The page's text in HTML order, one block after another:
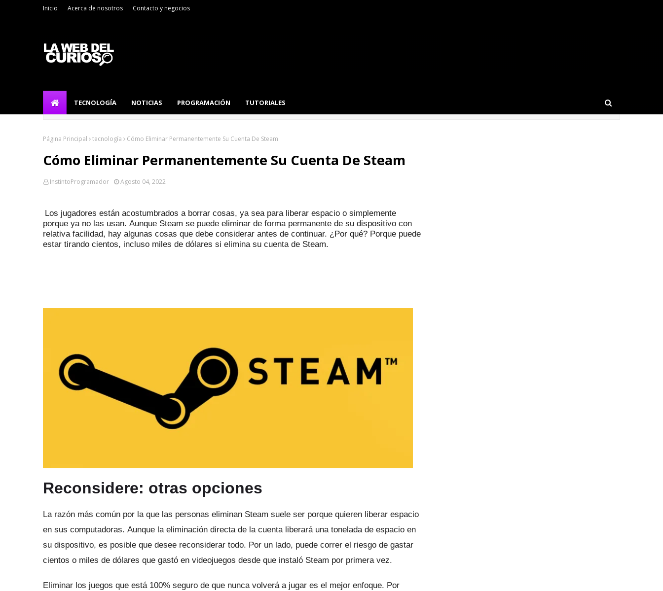
Inicio Acerca de nosotros Contacto y negocios
TECNOLOGÍA NOTICIAS PROGRAMACIÓN TUTORIALES
Página Principal tecnología Cómo Eliminar Permanentemente Su Cuenta De Steam
Cómo Eliminar Permanentemente Su Cuenta De Steam
InstintoProgramador Agosto 04, 2022
Los jugadores están acostumbrados a borrar cosas, ya sea para liberar espacio o simplemente
porque ya no las usan. Aunque Steam se puede eliminar de forma permanente de su dispositivo con
relativa facilidad, hay algunas cosas que debe considerar antes de continuar. ¿Por qué? Porque puede
estar tirando cientos, incluso miles de dólares si elimina su cuenta de Steam.
Reconsidere: otras opciones
La razón más común por la que las personas eliminan Steam suele ser porque quieren liberar espacio
en sus computadoras. Aunque la eliminación directa de la cuenta liberará una tonelada de espacio en
su dispositivo, es posible que desee reconsiderar todo. Por un lado, puede correr el riesgo de gastar
cientos o miles de dólares que gastó en videojuegos desde que instaló Steam por primera vez.
Eliminar los juegos que está 100% seguro de que nunca volverá a jugar es el mejor enfoque. Por